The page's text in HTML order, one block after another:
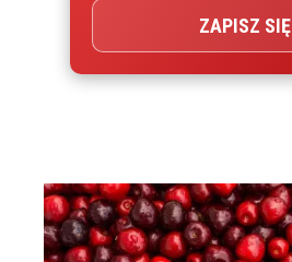
ZAPISZ SIĘ